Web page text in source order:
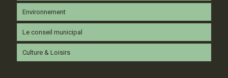
Environnement
Le conseil municipal
Culture & Loisirs